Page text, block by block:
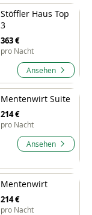
Stöffler Haus Top
3
363 €
pro Nacht
Ansehen
Mentenwirt Suite
214 €
pro Nacht
Ansehen
Mentenwirt
214 €
pro Nacht